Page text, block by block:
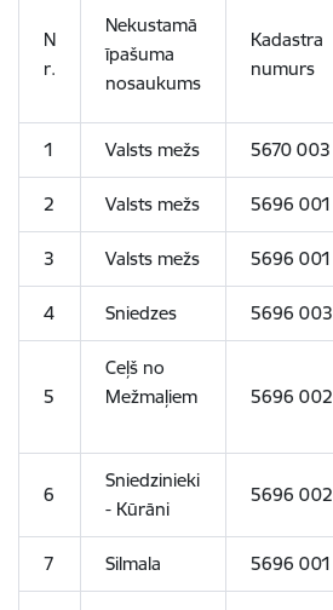
N
r.
Nekustamā
īpašuma
nosaukums
Kadastra
numurs
1 Valsts mežs 5670 003
2 Valsts mežs 5696
3 Valsts mežs 5696
4 Sniedzes 5696
5
Ceļš no
Mežmaļiem
5696
6
Sniedzinieki
- Kūrāni
5696
7 Silmala 5696